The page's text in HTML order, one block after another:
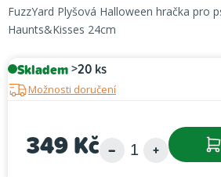
FuzzYard Plyšová Halloween hračka pro
Haunts&Kisses 24cm
Skladem>20 ks
Možnosti doručení
349 Kč